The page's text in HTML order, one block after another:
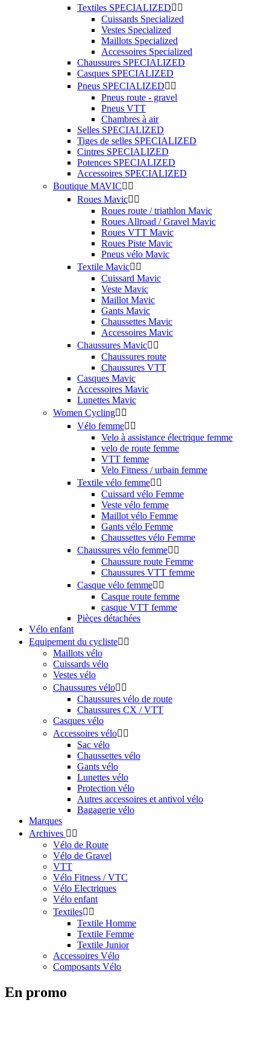
Textiles SPECIALIZED 
Cuissards Specialized
Vestes Specialized
Maillots Specialized
Accessoires Specialized
Chaussures SPECIALIZED
Casques SPECIALIZED
Pneus SPECIALIZED 
Pneus route - gravel
Pneus VTT
Chambres à air
Selles SPECIALIZED
Tiges de selles SPECIALIZED
Cintres SPECIALIZED
Potences SPECIALIZED
Accessoires SPECIALIZED
Boutique MAVIC 
Roues Mavic 
Roues route / triathlon Mavic
Roues Allroad / Gravel Mavic
Roues VTT Mavic
Roues Piste Mavic
Pneus vélo Mavic
Textile Mavic 
Cuissard Mavic
Veste Mavic
Maillot Mavic
Gants Mavic
Chaussettes Mavic
Accessoires Mavic
Chaussures Mavic 
Chaussures route
Chaussures VTT
Casques Mavic
Accessoires Mavic
Lunettes Mavic
Women Cycling 
Vélo femme 
Velo à assistance électrique femme
velo de route femme
VTT femme
Velo Fitness / urbain femme
Textile vélo femme 
Cuissard vélo Femme
Veste vélo femme
Maillot vélo Femme
Gants vélo Femme
Chaussettes vélo Femme
Chaussures vélo femme 
Chaussure route Femme
Chaussures VTT femme
Casque vélo femme 
Casque route femme
casque VTT femme
Pièçes détachées
Vélo enfant
Equipement du cycliste 
Maillots vélo
Cuissards vélo
Vestes vélo
Chaussures vélo 
Chaussures vélo de route
Chaussures CX / VTT
Casques vélo
Accessoires vélo 
Sac vélo
Chaussettes vélo
Gants vélo
Lunettes vélo
Protection vélo
Autres accessoires et antivol vélo
Bagagerie vélo
Marques
Archives  
Vélo de Route
Vélo de Gravel
VTT
Vélo Fitness / VTC
Vélo Electriques
Vélo enfant
Textiles 
Textile Homme
Textile Femme
Textile Junior
Accessoires Vélo
Composants Vélo
En promo